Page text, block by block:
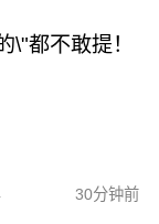
\"都不敢提！
30分钟前